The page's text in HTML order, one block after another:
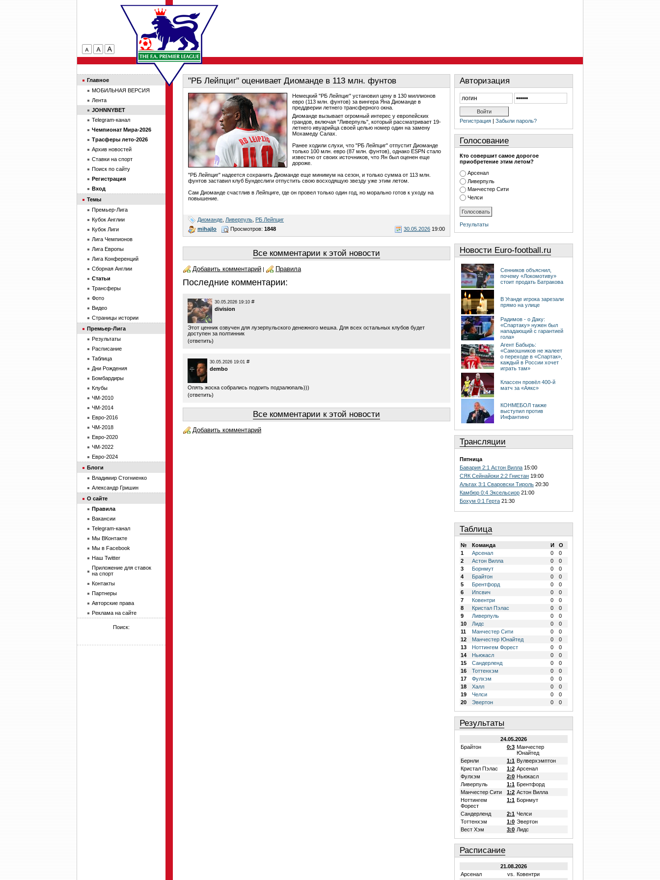
"РБ Лейпциг" оценивает Диоманде в 113 млн. фунтов
Немецкий "РБ Лейпциг" установил цену в 130 миллионов
евро (113 млн. фунтов) за вингера Яна Диоманде в
преддверии летнего трансферного окна.
Диоманде вызывает огромный интерес у европейских
грандов, включая "Ливерпуль", который рассматривает 19-
летнего ивуарийца своей целью номер один на замену
Мохамеду Салах.
Ранее ходили слухи, что "РБ Лейпциг" отпустит Диоманде
только 100 млн. евро (87 млн. фунтов), однако ESPN стало
известно от своих источников, что Ян был оценен еще
дороже.
"РБ Лейпциг" надеется сохранить Диоманде еще минимум на сезон, и только сумма от 113 млн.
фунтов заставил клуб Бундеслиги отпустить свою восходящую звезду уже этим летом.
Сам Диоманде счастлив в Лейпциге, где он провел только один год, но морально готов к уходу на
повышение.
Диоманде Ливерпуль РБ Лейпциг
mihajlo
30.05.2026 19:00
Просмотров: 1848
Все комментарии к этой новости
Добавить комментарий | Правила
Последние комментарии:
30.05.2026 19:10 #
division
Этот ценник озвучен для лузерпульского денежного мешка. Для всех остальных клубов будет
доступен за полтинник
(ответить)
30.05.2026 19:01 #
dembo
Опять жоска собрались подоить подзалюпаль)))
(ответить)
Все комментарии к этой новости
Добавить комментарий
Авторизация
Регистрация | Забыли пароль?
Голосование
Кто совершит самое дорогое
приобретение этим летом?
Арсенал
Ливерпуль
Манчестер Сити
Челси
Результаты
Новости Euro-football.ru
Сенников объяснил,
почему «Локомотиву»
стоит продать Батракова
В Уганде игрока зарезали
прямо на улице
Радимов - о Даку:
«Спартаку» нужен был
нападающий с гарантией
гола»
Агент Бабырь:
«Самошников не жалеет
о переходе в «Спартак»,
каждый в России хочет
играть там»
Классен провёл 400-й
матч за «Аякс»
КОНМЕБОЛ также
выступил против
Инфантино
Трансляции
Пятница
Бавария 2:1 Астон Вилла 15:00
СЯК Сейнайоки 2:2 Гнистан 19:00
Альтах 3:1 Сваровски Тироль 20:30
Камбюр 0:4 Эксельсиор 21:00
Бохум 0:1 Герта 21:30
Таблица
№ Команда И
О
1
Арсенал 0
0
2
Астон Вилла 0
0
3
Борнмут 0
0
4
Брайтон 0
0
5
Брентфорд 0
0
6
Ипсвич 0
0
7
Ковентри 0
0
8
Кристал Пэлас 0
0
9
Ливерпуль 0
0
10
Лидс 0
0
11
Манчестер Сити 0
0
12
Манчестер Юнайтед 0
0
13
Ноттингем Форест 0
0
14
Ньюкасл 0
0
15
Сандерленд 0
0
16
Тоттенхэм 0
0
17
Фулхэм 0
0
18
Халл 0
0
19
Челси 0
0
20
Эвертон 0 0
Результаты
24.05.2026
Брайтон
0:3 Манчестер
Юнайтед
Бернли
1:1 Вулверхэмптон
Кристал Пэлас
1:2 Арсенал
Фулхэм
2:0 Ньюкасл
Ливерпуль
1:1 Брентфорд
Манчестер Сити
1:2 Астон Вилла
Ноттингем
Форест
1:1 Борнмут
Сандерленд 2:1 Челси
Тоттенхэм
1:0 Эвертон
Вест Хэм
3:0 Лидс
Расписание
21.08.2026
Арсенал
vs.
Ковентри
Главное
МОБИЛЬНАЯ ВЕРСИЯ
Лента
JOHNNYBET
Telegram-канал
Чемпионат Мира-2026
Трасферы лето-2026
Архив новостей
Ставки на спорт
Поиск по сайту
Регистрация
Вход
Темы
Премьер-Лига
Кубок Англии
Кубок Лиги
Лига Чемпионов
Лига Европы
Лига Конференций
Сборная Англии
Статьи
Трансферы
Фото
Видео
Страницы истории
Премьер-Лига
Результаты
Расписание
Таблица
Дни Рождения
Бомбардиры
Клубы
ЧМ-2010
ЧМ-2014
Евро-2016
ЧМ-2018
Евро-2020
ЧМ-2022
Евро-2024
Блоги
Владимир Стогниенко
Александр Гришин
О сайте
Правила
Вакансии
Telegram-канал
Мы ВКонтакте
Мы в Facebook
Наш Twitter
Приложение для ставок
на спорт
Контакты
Партнеры
Авторские права
Реклама на сайте
Поиск: